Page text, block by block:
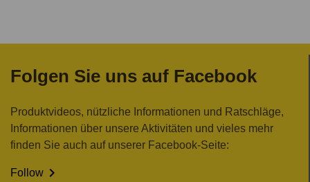
Folgen Sie uns auf Facebook
Produktvideos, nützliche Informationen und Ratschläge,
Informationen über unsere Aktivitäten und vieles mehr
finden Sie auch auf unserer Facebook-Seite:
Follow 